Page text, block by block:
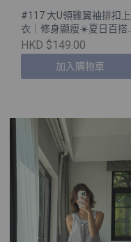
#117 大U領雞翼袖排扣上
衣｜修身顯瘦☀️夏日百搭
［三色入］
HKD $149.00
加入購物車